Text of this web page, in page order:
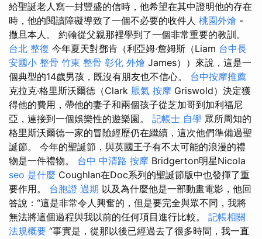
給聖誕老人寫一封豐盛的信時，他希望在其中證明他的存在
時，他的閱讀障礙導致了一個不必要的收件人 桃園外燴 -
撒旦本人。 約翰從父親那裡學到了一個非常重要的教訓。
台北 整復 今年夏天對鄧肯（利亞姆·詹姆斯（Liam 台中長
安國小 整骨 竹東 整骨 彰化 外燴 James））來說，這是一
個典型的14歲男孩，既沒有朋友也不信心。 台中按摩推薦
克拉克·格里斯沃爾德（Clark 脹氣 按摩 Griswold）決定獲
得他的費用，帶他的妻子和兩個孩子從芝加哥到加利福尼
亞，連接到一個娛樂性的遊樂園。 記帳士 自學 眾所周知的
格里斯沃爾德一家的冒險經歷仍在繼續，這次他們準備過聖
誕節。 今年的聖誕節，與英國王子有不太可能的浪漫的禮
物是一件禮物。 台中 中清路 按摩 Bridgerton明星Nicola
seo 是什麼 Coughlan在Doc系列的聖誕節版中也發揮了重
要作用。 台胞證 過期 以及為什麼他是一部動畫電影，他回
答說：“這是非常令人興奮的，但是要完全與眾不同，我將
無法將這個過程與我以前的任何項目進行比較。 記帳相關
法規概要 “事實是，從那以後已經過去了很多時間，我一直